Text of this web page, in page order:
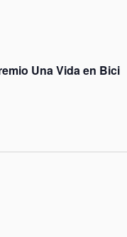
Una Vida en Bici